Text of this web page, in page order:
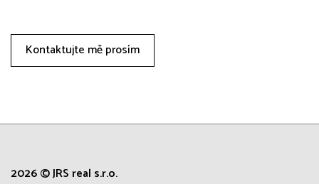
Kontaktujte mě prosím
2026 © JRS real s.r.o.